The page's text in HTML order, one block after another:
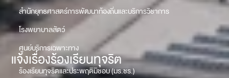
สำนักยุทธศาสตร์การพัฒนาท้องถิ่นและบริการวิชาการ
โรงพยาบาลสัตว์
ศูนย์บริการเฉพาะทาง
แจ้งเรื่องร้องเรียนทุจริต
ร้องเรียนทุจริตและประพฤติมิชอบ (มร.ชร.)